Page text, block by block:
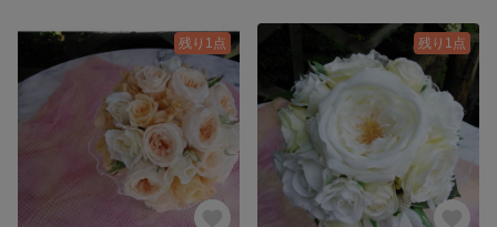
残り1点 残り1点